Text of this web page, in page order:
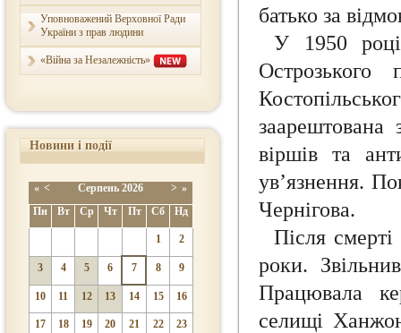
Уповноважений Верховної Ради
України з прав людини
«Війна за Незалежність»
Новини і події
« < Серпень2026 > »
Пн
Вт Ср Чт Пт Сб Нд
1 2
3 4 5 6 7 8 9
10 11 12 13 14 15 16
17 18 19 20 21 22 23
батько за
У 1950 році
Острозького
заарештована
віршів та
ув’язнення.
Чернігова.
Після
роки.
Працювала
селищі